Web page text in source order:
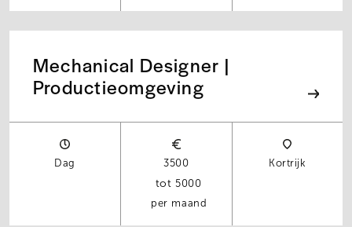
Mechanical Designer |
Productieomgeving
Dag
3500
5000
per maand
Kortrijk